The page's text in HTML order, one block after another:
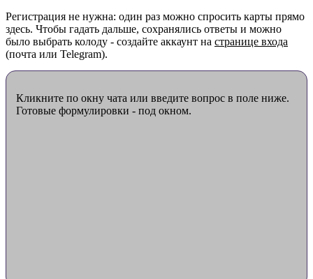
Регистрация не нужна: один раз можно спросить карты прямо
здесь. Чтобы гадать дальше, сохранялись ответы и можно
было выбрать колоду - создайте аккаунт на странице входа
(почта или Telegram).
Кликните по окну чата или введите вопрос в поле ниже.
Готовые формулировки - под окном.